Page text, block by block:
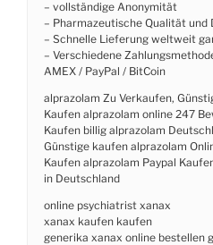
– vollständige Anonymität
– Pharmazeutische Qualität und
– Schnelle Lieferung weltweit
– Verschiedene
AMEX / PayPal / BitCoin
alprazolam Zu Verkaufen,
Kaufen alprazolam online 247
Kaufen billig alprazolam
Günstige kaufen alprazolam
Kaufen alprazolam Paypal
in Deutschland
online psychiatrist xanax
xanax kaufen kaufen
generika xanax online bestellen